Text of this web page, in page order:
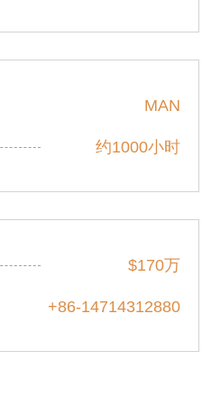
MAN
约1000小时
$170万
+86-14714312880